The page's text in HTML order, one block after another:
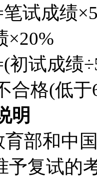
试成绩
×20%
初试成绩
合格(低
明
育部和中
予复试的